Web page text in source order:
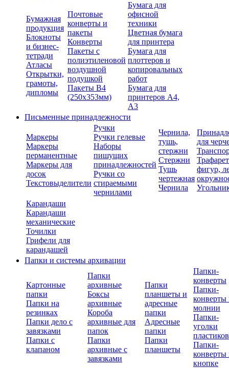
Бумажная
продукция
Блокноты
и бизнес-
тетради
Атласы
Открытки,
грамоты,
дипломы
Почтовые
конверты и
пакеты
Конверты
Пакеты с
полиэтиленовой
воздушной
подушкой
Пакеты В4
(250х353мм)
Бумага для
офисной
техники
Цветная бумага
для принтера
Бумага для
плоттеров и
копировальных
работ
Бумага для
принтеров А4,
А3
Письменные принадлежности
Маркеры
Маркеры
перманентные
Маркеры для
досок
Текстовыделители
Ручки
Ручки гелевые
Наборы
пишущих
принадлежностей
Ручки со
стираемыми
чернилами
Чернила,
тушь,
стержни
Стержни
Тушь
чертежная
Чернила
для
фигур,
Карандаши
Карандаши
механические
Точилки
Грифели для
карандашей
Папки и системы архивации
Картонные
папки
Папки на
резинках
Папки дело с
завязками
Папки с
клапаном
Папки
архивные
Боксы
архивные
Короба
архивные для
папок
Папки
архивные с
завязками
Папки
планшеты и
адресные
папки
Адресные
папки
Папки
планшеты
Папки-
конверты
Папки-
конверты
молнии
Папки-
уголки
Папки-
конверты
кнопке